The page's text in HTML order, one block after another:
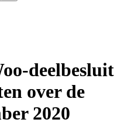
deelbesluit
over de
2020